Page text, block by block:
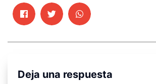
Deja una respuesta